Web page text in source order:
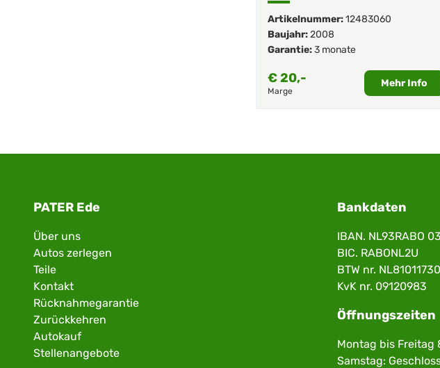
Artikelnummer:12483060
Baujahr:2008
Garantie:3 monate
€20,-
Marge
Mehr Info
PATER Ede
Über uns
Autos zerlegen
Teile
Kontakt
Rücknahmegarantie
Zurückkehren
Autokauf
Stellenangebote
Bankdaten
IBAN. NL93RABO
BIC. RABONL2U
BTW nr.
KvK nr. 09120983
Öffnungszeiten
Montag bis Freitag
Samstag: